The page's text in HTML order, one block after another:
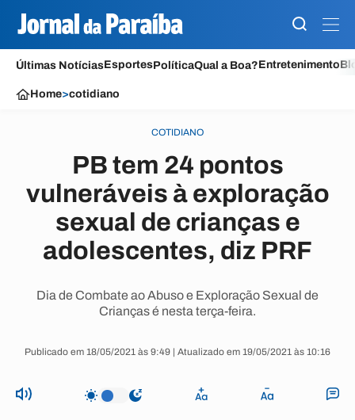
Últimas NotíciasEsportesPolíticaQual a Boa?Entretenimento
Home>cotidiano
COTIDIANO
PB tem 24 pontos
vulneráveis à exploração
sexual de crianças e
adolescentes, diz PRF
Dia de Combate ao Abuso e Exploração Sexual de
Crianças é nesta terça-feira.
Publicado em 18/05/2021 às 9:49 | Atualizado em 19/05/2021 às 10:16